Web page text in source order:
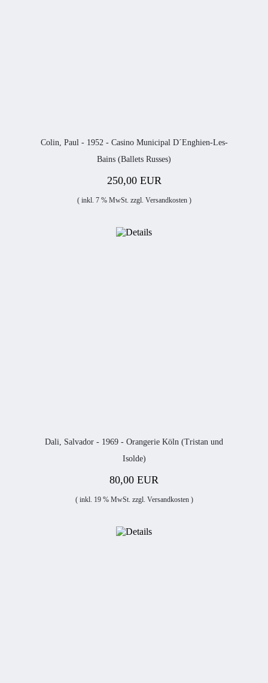
Colin, Paul - 1952 - Casino Municipal D´Enghien-Les-
Bains (Ballets Russes)
250,00 EUR
( inkl. 7 % MwSt. zzgl. Versandkosten)
Dali, Salvador - 1969 - Orangerie Köln (Tristan und
Isolde)
80,00 EUR
( inkl. 19 % MwSt. zzgl. Versandkosten)